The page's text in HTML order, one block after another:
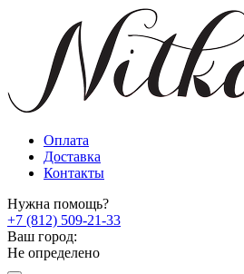
Оплата
Доставка
Контакты
Нужна помощь?
+7 (812) 509-21-33
Ваш город:
Не определено